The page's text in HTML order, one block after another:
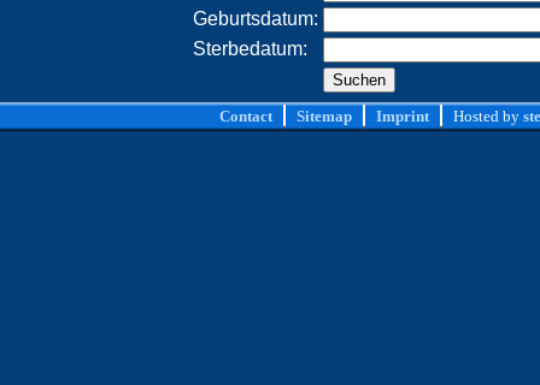
Geburtsdatum:
Sterbedatum:
Contact Sitemap Imprint Hosted by